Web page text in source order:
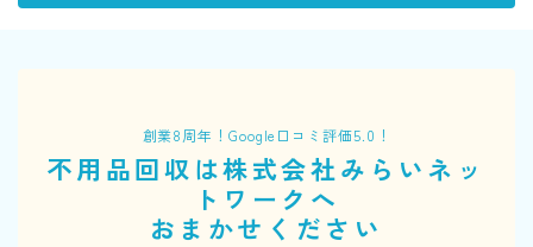
創業8周年！Google口コミ評価5.0！
不用品回収は株式会社みらいネッ
トワークへ
おまかせください